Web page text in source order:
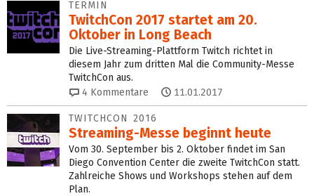
TERMIN
TwitchCon 2017 startet am 20.
Oktober in Long Beach
Die Live-Streaming-Plattform Twitch richtet in
diesem Jahr zum dritten Mal die Community-Messe
TwitchCon aus.
4 Kommentare 11.01.2017
TWITCHCON 2016
Streaming-Messe beginnt heute
Vom 30. September bis 2. Oktober findet im San
Diego Convention Center die zweite TwitchCon statt.
Zahlreiche Shows und Workshops stehen auf dem
Plan.